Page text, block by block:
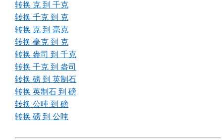
转换 克 到 千克
转换 千克 到 克
转换 克 到 毫克
转换 毫克 到 克
转换 盎司 到 千克
转换 千克 到 盎司
转换 磅 到 英制石
转换 英制石 到 磅
转换 公吨 到 磅
转换 磅 到 公吨